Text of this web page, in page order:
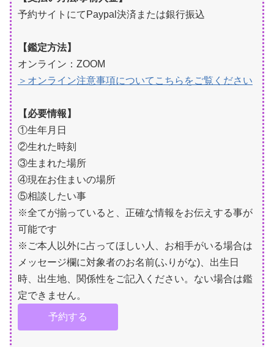
予約サイトにてPaypal決済または銀行振込
【鑑定方法】
オンライン：ZOOM
＞オンライン注意事項についてこちらをご覧ください
【必要情報】
①生年月日
②生れた時刻
③生まれた場所
④現在お住まいの場所
⑤相談したい事
※全てが揃っていると、正確な情報をお伝えする事が
可能です
※ご本人以外に占ってほしい人、お相手がいる場合は
メッセージ欄に対象者のお名前(ふりがな)、出生日
時、出生地、関係性をご記入ください。ない場合は鑑
定できません。
予約する